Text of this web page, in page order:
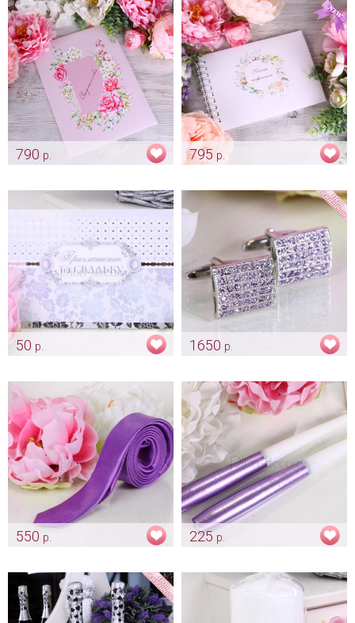
Арт: sham_0132
790 р.
Арт: pap_0180
795 р.
Арт: alb_0112
50 р.
1650 р.
550 р.
Арт: gr_0158
225 р.
Арт: svch_0213